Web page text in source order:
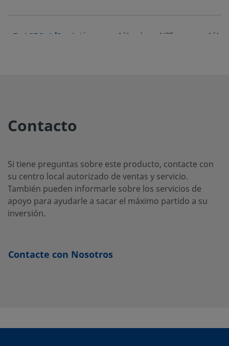
B-4CP2-1/3 Latón 1/4 pulg.
NPT
1/4
Cónica
B-4CP4-1 Latón 1/4 pulg.
NPT
B-4CP5-1 Latón
Contacto
Si tiene preguntas sobre este producto, contacte con
su centro local autorizado de ventas y servicio.
También pueden informarle sobre los servicios de
apoyo para ayudarle a sacar el máximo partido a su
inversión.
Contacte con Nosotros